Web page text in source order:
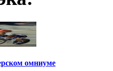
омниуме